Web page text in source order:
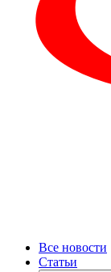
Все новости
Статьи